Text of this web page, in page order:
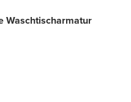
Waschtischarmatur